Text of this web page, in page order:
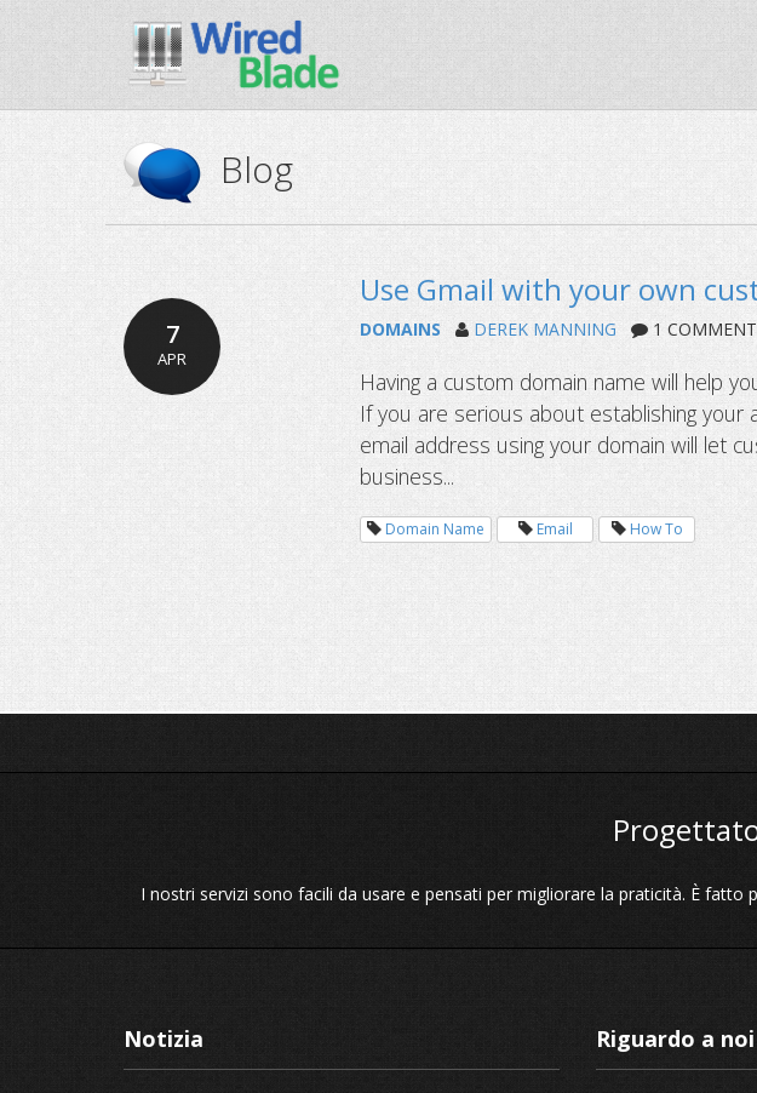
Blog
7
APR
Use Gmail with your own
DOMAINS DEREK MANNING 1
Having a custom domain name will help
If you are serious about establishing your
email address using your domain will let
business...
Domain Name Email How To
I nostri servizi sono facili da usare e pensati per migliorare la praticità. È
Notizia Riguardo a noi